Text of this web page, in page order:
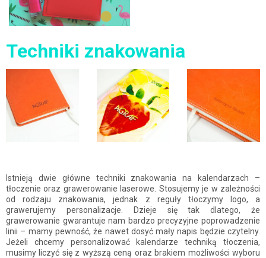
Techniki znakowania
Istnieją dwie główne techniki znakowania na kalendarzach –
tłoczenie oraz grawerowanie laserowe. Stosujemy je w zależności
od rodzaju znakowania, jednak z reguły tłoczymy logo, a
grawerujemy personalizacje. Dzieje się tak dlatego, że
grawerowanie gwarantuje nam bardzo precyzyjne poprowadzenie
linii – mamy pewność, że nawet dosyć mały napis będzie czytelny.
Jeżeli chcemy personalizować kalendarze techniką tłoczenia,
musimy liczyć się z wyższą ceną oraz brakiem możliwości wyboru